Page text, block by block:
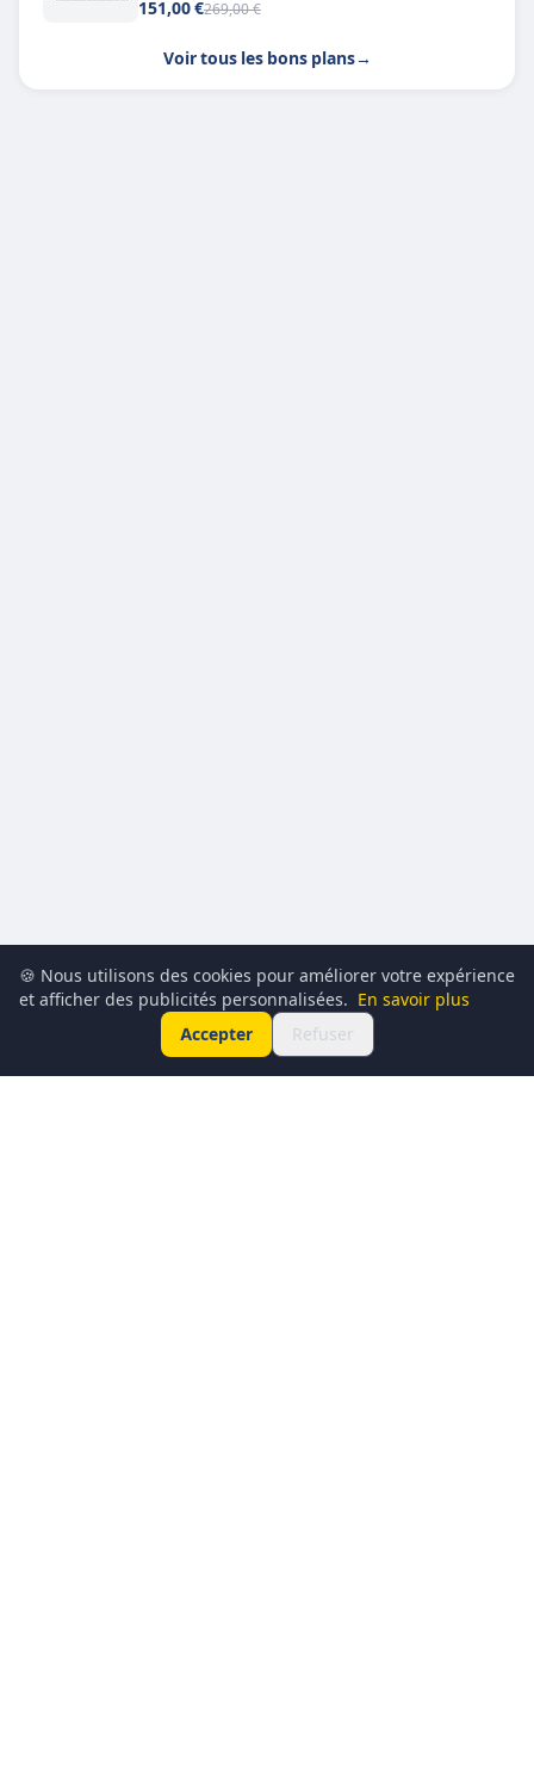
151,00 €269,00 €
Voir tous les bons plans→
🍪 Nous utilisons des cookies pour améliorer votre expérience
et afficher des publicités personnalisées. En savoir plus
Accepter
Refuser